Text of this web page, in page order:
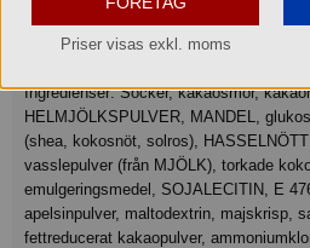
Julchoklad Chokladaskar
Ingredienser: Socker, kakaosmör, kakaomassa,
HELMJÖLKSPULVER, MANDEL,
(shea, kokosnöt, solros),
vasslepulver (från MJÖLK), torkade
emulgeringsmedel, SOJALECITIN, E
apelsinpulver, maltodextrin, majskrisp,
fettreducerat kakaopulver,
Priser visas exkl. moms